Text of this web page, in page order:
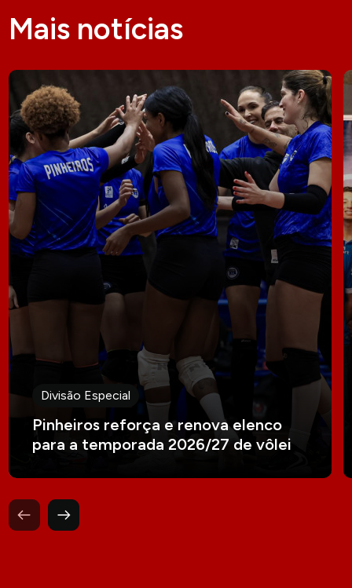
Mais notícias
Divisão Especial
Pinheiros reforça e renova elenco
para a temporada 2026/27 de vôlei